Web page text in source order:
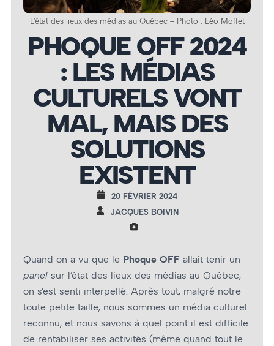
L’état des lieux des médias au Québec – Photo : Léo Moffet
PHOQUE OFF 2024
: LES MÉDIAS
CULTURELS VONT
MAL, MAIS DES
SOLUTIONS
EXISTENT
20 FÉVRIER 2024
JACQUES BOIVIN
Quand on a vu que le Phoque OFF allait tenir un
panel sur l’état des lieux des médias au Québec,
on s’est senti interpellé. Après tout, malgré notre
toute petite taille, nous sommes un média culturel
reconnu, et nous savons à quel point il est difficile
de rentabiliser ses activités (même quand tout le